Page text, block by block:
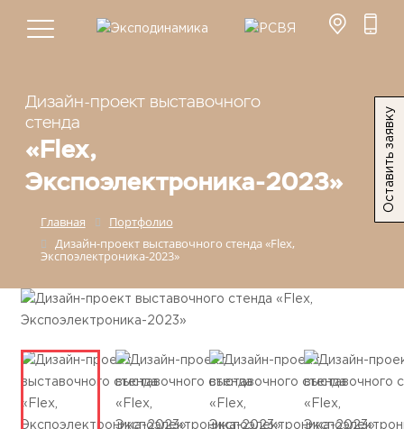
Главная
Портфолио
Дизайн-проект выставочного стенда «Flex,
Экспоэлектроника-2023»
Дизайн-проект выставочного
стенда
«Flex,
Экспоэлектроника-2023»
Оставить заявку